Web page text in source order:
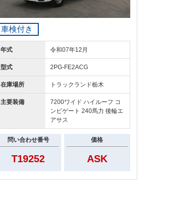
車検付き
年式 令和07年12月
型式 2PG-FE2ACG
在庫場所 トラックランド栃木
主要装備
7200ワイド ハイルーフ コ
ンビゲート 240馬力 後輪エ
アサス
問い合わせ番号
T19252
価格
ASK